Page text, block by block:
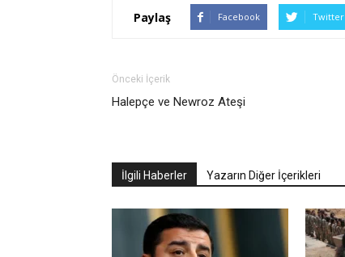
Paylaş Facebook Twitter
Önceki İçerik
Halepçe ve Newroz Ateşi
İlgili Haberler Yazarın Diğer İçerikleri